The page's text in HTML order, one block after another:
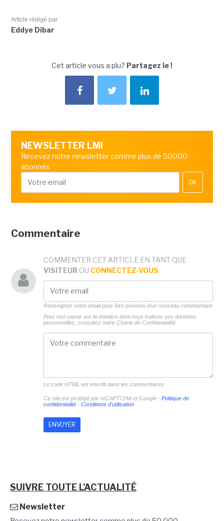
Article rédigé par
Eddye Dibar
Cet article vous a plu? Partagez le !
NEWSLETTER LMI
Recevez notre newsletter comme plus de 50000
abonnés
OK
Commentaire
COMMENTER CET ARTICLE EN TANT QUE
VISITEUR OU CONNECTEZ-VOUS
Renseignez votre email pour être prévenu d'un nouveau commentaire
Pour tout savoir sur la manière dont nous traitons vos données
personnelles, consultez notre Charte de Confidentialité.
Le code HTML est interdit dans les commentaires
Ce site est protégé par reCAPTCHA et Google - Politique de
confidentialité- Conditions d'utilisation
SUIVRE TOUTE L'ACTUALITÉ
Newsletter